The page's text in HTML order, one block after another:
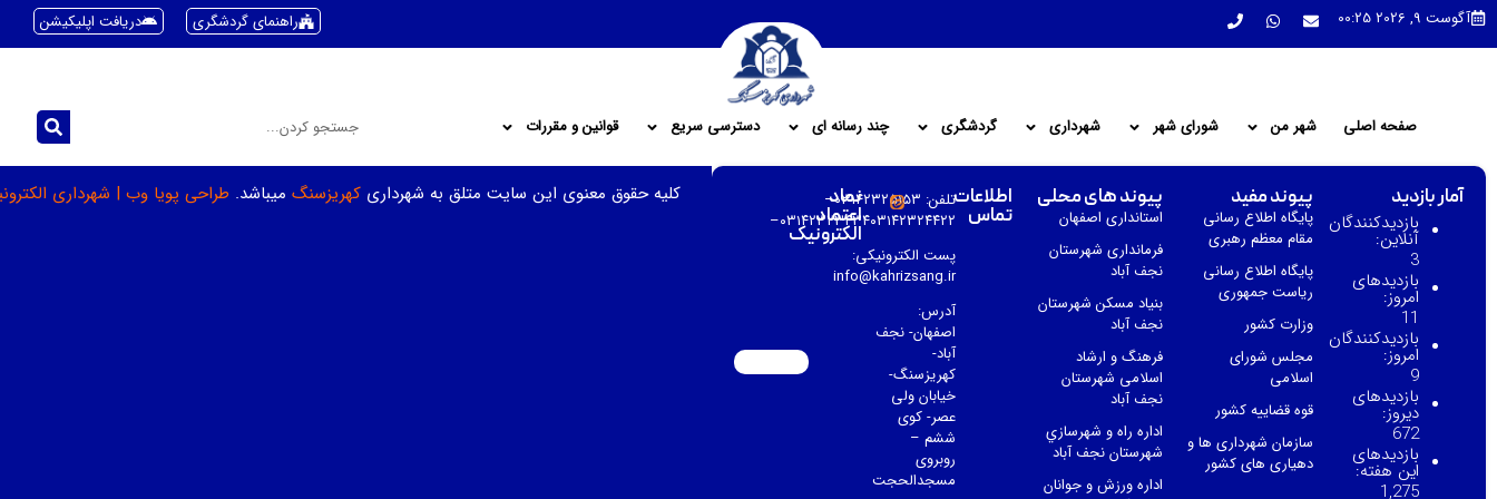
آگوست 9, 2026 00:25 راهنمای گردشگری دریافت اپلیکیشن
صفحه اصلی شهر من شورای شهر شهرداری گردشگری چند رسانه ای دسترسی سریع قوانین و مقررات
آمار بازدید
بازدیدکنندگان
آنلاین:
3
بازدیدهای
امروز:
11
بازدیدکنندگان
امروز:
9
بازدیدهای
دیروز:
672
بازدیدهای
این هفته:
1,275
پیوند مفید
پایگاه اطلاع رسانی
مقام معظم رهبری
پایگاه اطلاع رسانی
ریاست جمهوری
وزارت کشور
مجلس شورای
اسلامی
قوه قضاییه کشور
سازمان شهرداری ها و
دهیاری های کشور
پیوند های محلی
استانداری اصفهان
فرمانداری شهرستان
نجف آباد
بنیاد مسکن شهرستان
نجف آباد
فرهنگ و ارشاد
اسلامی شهرستان
نجف آباد
اداره راه و شهرسازي
شهرستان نجف آباد
اداره ورزش و جوانان
اطلاعات
تماس
تلفن: ۰۳۱۴۲۳۲۵۱۵۳–
۰۳۱۴۲۳۲۳۴۳۴۰۳۱۴۲۳۲۴۴۲۲–
پست الکترونیکی:
info@kahrizsang.ir
آدرس:
اصفهان- نجف
آباد-
کهریزسنگ-
خیابان ولی
عصر- کوی
ششم –
روبروی
مسجدالحجت
نماد
اعتماد
الکترونیک
کلیه حقوق معنوی این سایت متلق به شهرداریکهریزسنگ میباشد. طراحی پویا وب | شهرداری